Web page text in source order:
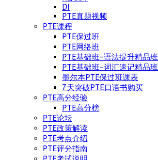
DI
PTE真题视频
PTE课程
PTE保过班
PTE网络班
PTE基础班–语法提升精品班
PTE基础班–词汇速记精品班
墨尔本PTE保过班课表
7天突破PTE口语书购买
PTE高分经验
PTE高分榜
PTE论坛
PTE政策解读
PTE考点介绍
PTE评分指南